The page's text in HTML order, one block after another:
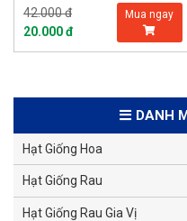
42.000 đ
20.000 đ
Mua ngay
DANH
Hạt Giống Hoa
Hạt Giống Rau
Hạt Giống Rau Gia Vị